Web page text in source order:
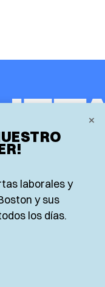
×
laborales y
y sus
los días.
Research